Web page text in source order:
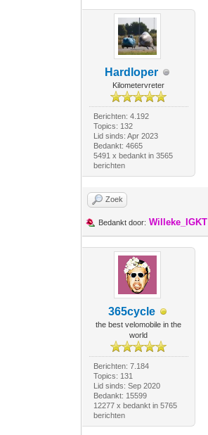
Hardloper
Kilometervreter
Berichten: 4.192
Topics: 132
Lid sinds: Apr 2023
Bedankt: 4665
5491 x bedankt in 3565
berichten
Zoek
Bedankt door: Willeke_IGKT
365cycle
the best velomobile in the
world
Berichten: 7.184
Topics: 131
Lid sinds: Sep 2020
Bedankt: 15599
12277 x bedankt in 5765
berichten